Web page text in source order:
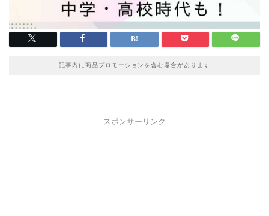
記事内に商品プロモーションを含む場合があります
スポンサーリンク